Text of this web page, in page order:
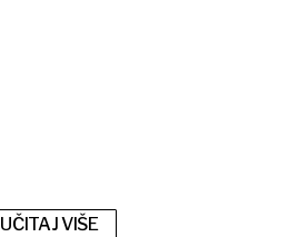
UČITAJ VIŠE